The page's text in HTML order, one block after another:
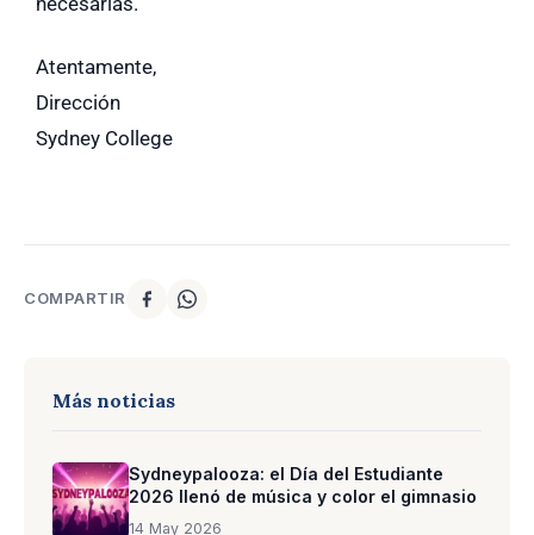
Atentamente,
Dirección
Sydney College
COMPARTIR
Más noticias
Sydneypalooza: el Día del Estudiante
2026 llenó de música y color el gimnasio
14 May 2026